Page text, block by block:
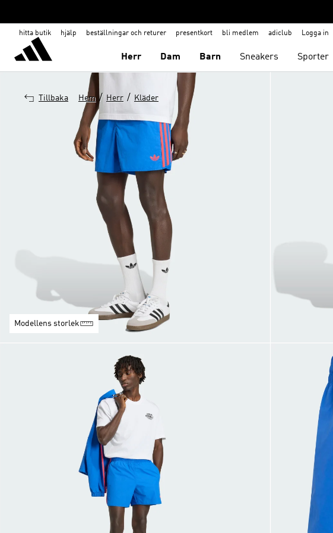
hitta butik hjälp beställningar och returer presentkort bli medlem adiclub Logga in
Herr Dam Barn Sneakers Sporter
Tillbaka Hem / Herr / Kläder
Modellens storlek